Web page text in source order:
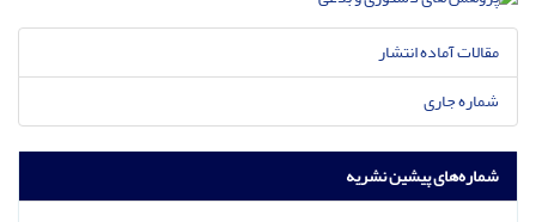
مقالات آماده انتشار
شماره جاری
شماره‌های پیشین نشریه